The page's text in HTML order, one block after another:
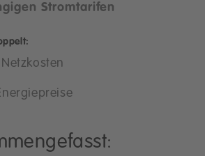
Stromtarifen